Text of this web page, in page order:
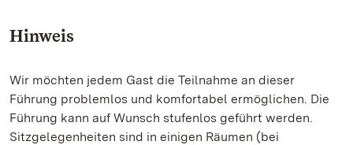
Hinweis
Wir möchten jedem Gast die Teilnahme an dieser
Führung problemlos und komfortabel ermöglichen. Die
Führung kann auf Wunsch stufenlos geführt werden.
Sitzgelegenheiten sind in einigen Räumen (bei